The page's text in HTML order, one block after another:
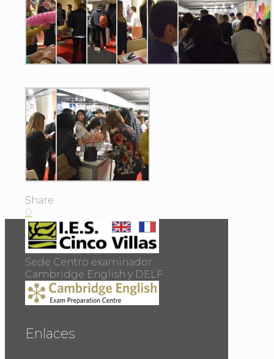
Share
0
Sede Centro examinador
Cambridge English y DELF
Enlaces